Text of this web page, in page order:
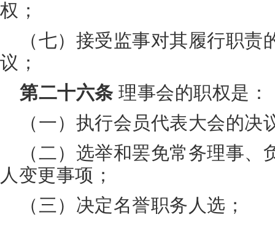
权；
（七）接受监事对其履行职责
议；
第二十六条理事会的职权是：
（一）执行会员代表大会的决
（二）选举和罢免常务理事
人变更事项；
（三）决定名誉职务人选；